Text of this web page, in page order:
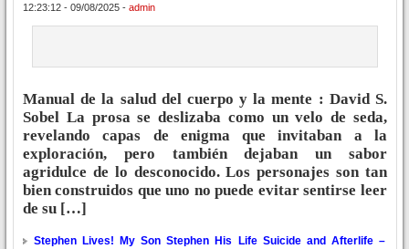
12:23:12 - 09/08/2025 - admin
Manual de la salud del cuerpo y la mente : David S.
Sobel La prosa se deslizaba como un velo de seda,
revelando capas de enigma que invitaban a la
exploración, pero también dejaban un sabor
agridulce de lo desconocido. Los personajes son tan
bien construidos que uno no puede evitar sentirse leer
de su […]
Stephen Lives! My Son Stephen His Life Suicide and Afterlife –